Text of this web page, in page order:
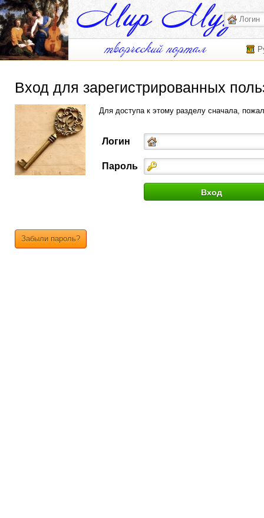
Вход для зарегистрированных
Для доступа к этому разделу сначала,
Логин
Пароль
Забыли пароль?